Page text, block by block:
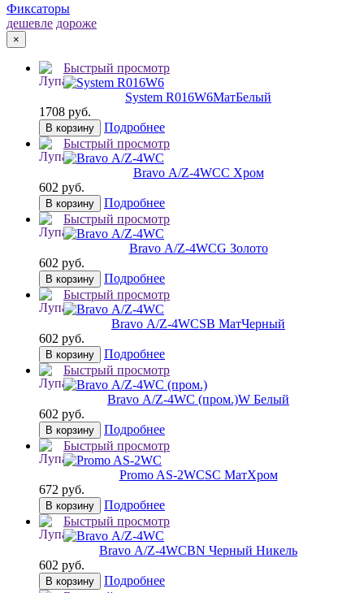
Фиксаторы
дешевле дороже
×
Быстрый просмотр
System R016W6МатБелый
1708 руб.
В корзину
Подробнее
Быстрый просмотр
Bravo А/Z-4WCC Хром
602 руб.
В корзину
Подробнее
Быстрый просмотр
Bravo А/Z-4WCG Золото
602 руб.
В корзину
Подробнее
Быстрый просмотр
Bravo А/Z-4WCSB МатЧерный
602 руб.
В корзину
Подробнее
Быстрый просмотр
Bravo А/Z-4WC (пром.)W Белый
602 руб.
В корзину
Подробнее
Быстрый просмотр
Promo AS-2WCSC МатХром
672 руб.
В корзину
Подробнее
Быстрый просмотр
Bravo А/Z-4WCBN Черный Никель
602 руб.
В корзину
Подробнее